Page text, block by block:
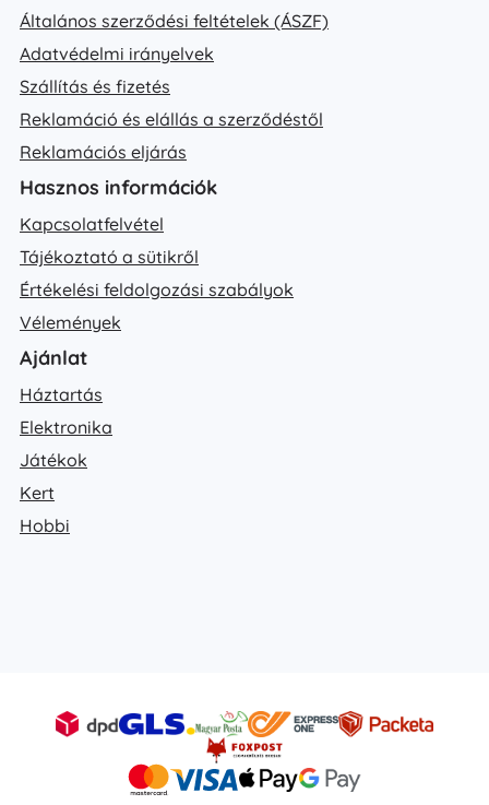
Általános szerződési feltételek (ÁSZF)
Adatvédelmi irányelvek
Szállítás és fizetés
Reklamáció és elállás a szerződéstől
Reklamációs eljárás
Hasznos információk
Kapcsolatfelvétel
Tájékoztató a sütikről
Értékelési feldolgozási szabályok
Vélemények
Ajánlat
Háztartás
Elektronika
Játékok
Kert
Hobbi